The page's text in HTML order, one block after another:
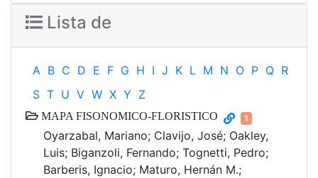
Lista de
A B C D E F G H I J K L M N O P Q R
S T U V W X Y Z
MAPA FISONOMICO-FLORISTICO 1
Oyarzabal, Mariano; Clavijo, José; Oakley,
Luis; Biganzoli, Fernando; Tognetti, Pedro;
Barberis, Ignacio; Maturo, Hernán M.;